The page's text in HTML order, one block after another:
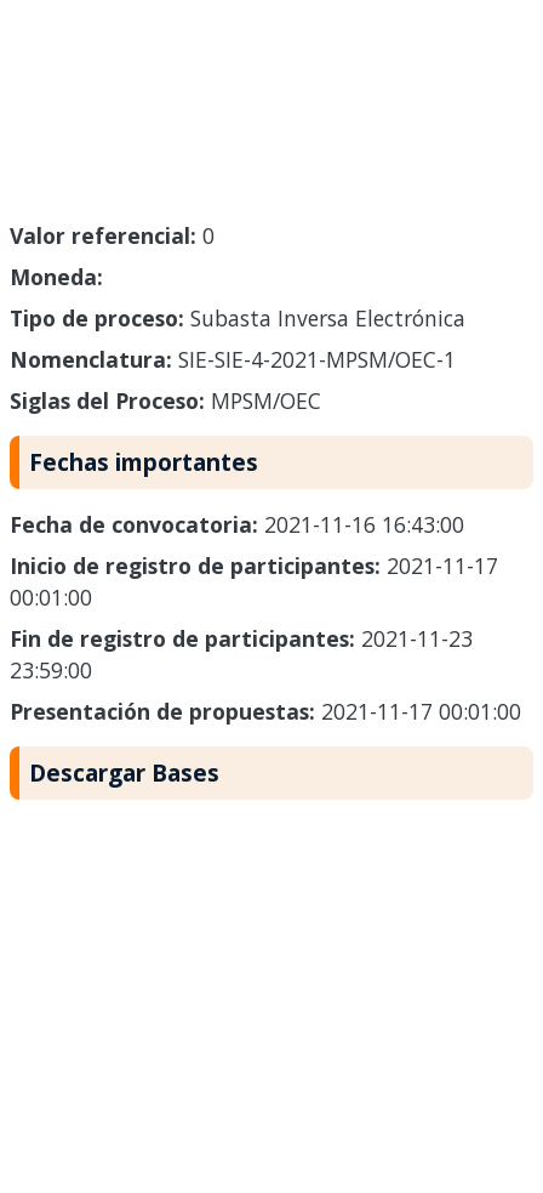
Valor referencial: 0
Moneda:
Tipo de proceso: Subasta Inversa Electrónica
Nomenclatura: SIE-SIE-4-2021-MPSM/OEC-1
Siglas del Proceso: MPSM/OEC
Fechas importantes
Fecha de convocatoria: 2021-11-16 16:43:00
Inicio de registro de participantes: 2021-11-17
00:01:00
Fin de registro de participantes: 2021-11-23
23:59:00
Presentación de propuestas: 2021-11-17 00:01:00
Descargar Bases